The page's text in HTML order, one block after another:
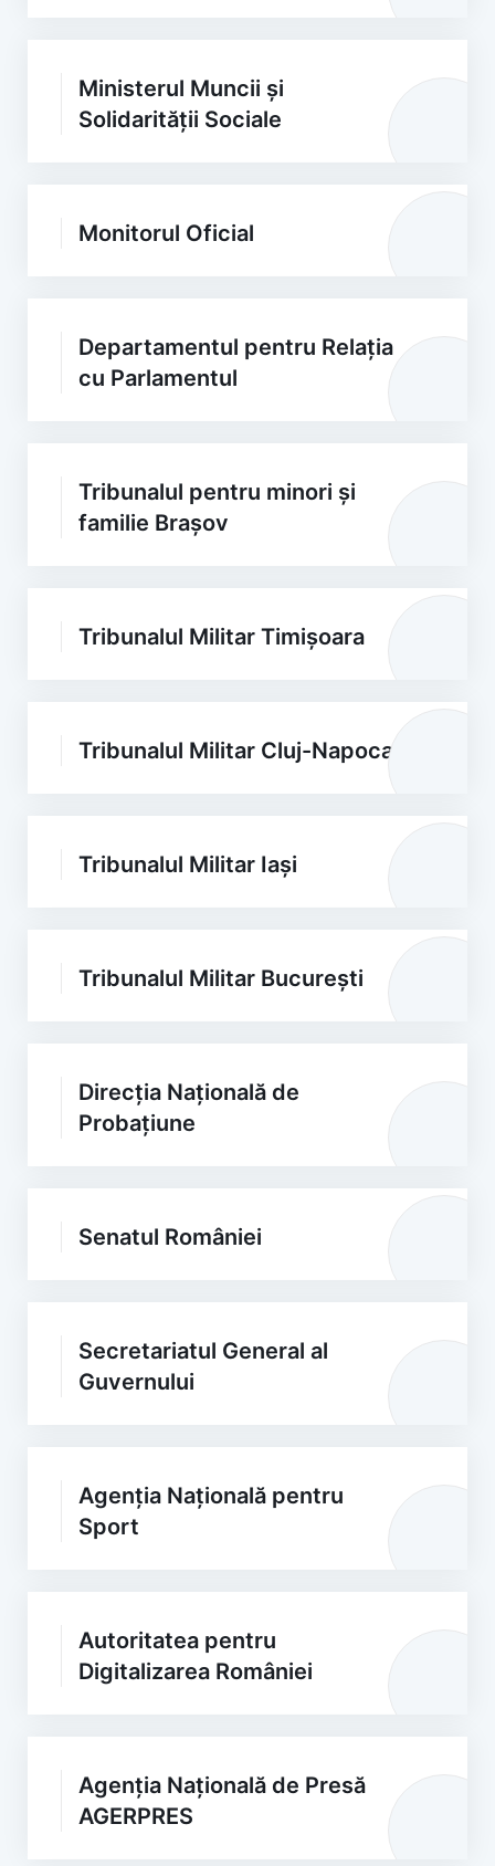
Ministerul Muncii și
Solidarității Sociale
Monitorul Oficial
Departamentul pentru Relația
cu Parlamentul
Tribunalul pentru minori și
familie Brașov
Tribunalul Militar Timișoara
Tribunalul Militar Cluj-Napoca
Tribunalul Militar Iași
Tribunalul Militar București
Direcția Națională de
Probațiune
Senatul României
Secretariatul General al
Guvernului
Agenția Națională pentru
Sport
Autoritatea pentru
Digitalizarea României
Agenția Națională de Presă
AGERPRES